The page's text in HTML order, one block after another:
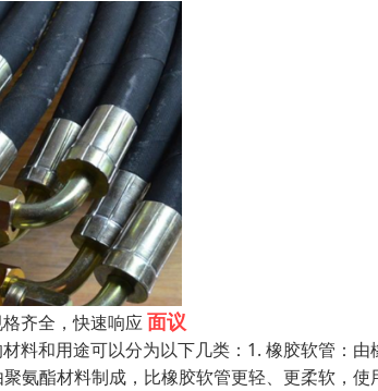
齐全，快速响应面议
料和用途可以分为以下几类：1. 橡胶软管：
氨酯材料制成，比橡胶软管更轻、更柔软，